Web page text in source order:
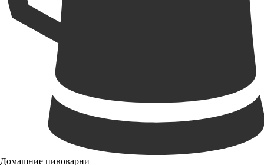
Домашние пивоварни